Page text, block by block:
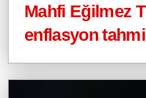
Mahfi Eğilmez
enflasyon